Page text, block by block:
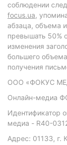
соблюдении
focus.ua,
абзаца, объема
превышать 50%
изменения
большего
получения
ООО «ФОКУС
Онлайн-медиа
Идентификатор
медиа - R40-
Адрес: 01133, г.